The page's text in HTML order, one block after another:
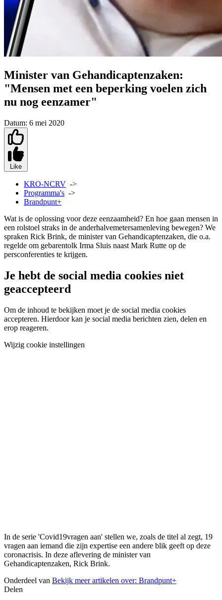
Minister van Gehandicaptenzaken:
"Mensen met een beperking voelen zich
nu nog eenzamer"
Datum: 6 mei 2020
Like
KRO-NCRV ->
Programma's ->
Brandpunt+
Wat is de oplossing voor deze eenzaamheid? En hoe gaan mensen in
een rolstoel straks in de anderhalvemetersamenleving bewegen? We
spraken Rick Brink, de minister van Gehandicaptenzaken, die o.a.
regelde om gebarentolk Irma Sluis naast Mark Rutte op de
persconferenties te krijgen.
Je hebt de social media cookies niet
geaccepteerd
Om de inhoud te bekijken moet je de social media cookies
accepteren. Hierdoor kan je social media berichten zien, delen en
erop reageren.
Wijzig cookie instellingen
In de serie 'Covid19vragen aan' stellen we, zoals de titel al zegt, 19
vragen aan iemand die zijn expertise een andere blik geeft op deze
coronacrisis. In deze aflevering de minister van
Gehandicaptenzaken, Rick Brink.
Onderdeel van Bekijk meer artikelen over: Brandpunt+
Delen